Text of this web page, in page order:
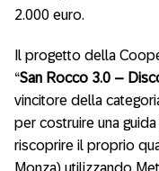
2.000 euro.
Il progetto della
“San Rocco 3.0 –
vincitore della
per costruire una
riscoprire il proprio
Monza) utilizzando